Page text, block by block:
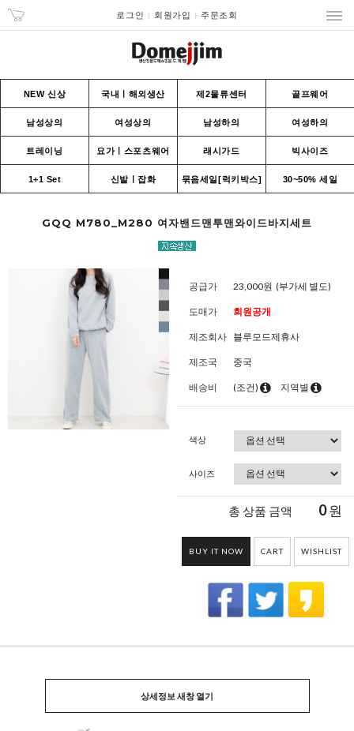
로그인 회원가입 주문조회
NEW 신상 국내ㅣ해외생산 제2물류센터 골프웨어
남성상의 여성상의 남성하의 여성하의
트레이닝 요가ㅣ스포츠웨어 래시가드 빅사이즈
1+1 Set 신발ㅣ잡화 묶음세일[럭키박스] 30~50% 세일
GQQ M780_M280 여자밴드맨투맨와이드바지세트
공급가 23,000원 (부가세 별도)
도매가 회원공개
제조회사 블루모드제휴사
제조국 중국
배송비 (조건) 지역별
색상
사이즈
총 상품 금액 0원
BUY IT NOW CART WISHLIST
상세정보 새창 열기